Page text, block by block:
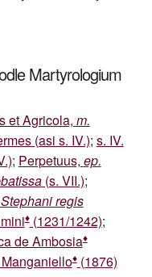
Martyrologium
et Agricola, m.
(asi s. IV.); s. IV.
; Perpetuus, ep.
(s. VII.);
regis
♦(1231/1242);
de Ambosia♦
♦(1876)